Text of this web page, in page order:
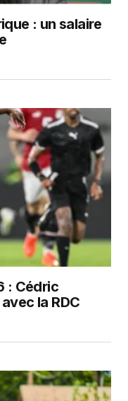
: un salaire
: Cédric
la RDC